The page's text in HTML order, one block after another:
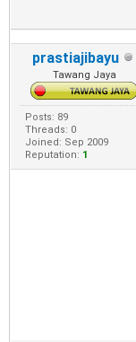
prastiajibayu
Tawang Jaya
Posts: 89
Threads: 0
Joined: Sep 2009
Reputation: 1